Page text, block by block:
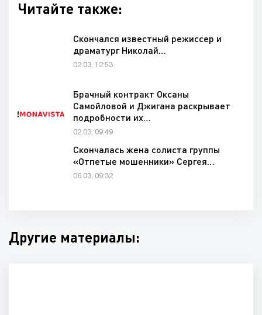
Читайте также:
Скончался известный режиссер и
драматург Николай…
02.03, 12:53
Брачный контракт Оксаны
Самойловой и Джигана раскрывает
подробности их…
02.03, 09:49
Скончалась жена солиста группы
«Отпетые мошенники» Сергея…
06.03, 09:32
Другие материалы: